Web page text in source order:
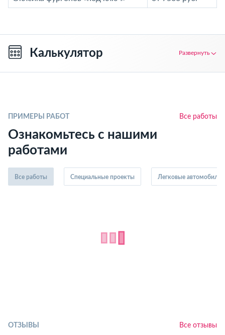
Калькулятор Развернуть
ПРИМЕРЫ РАБОТ Все работы
Ознакомьтесь с нашими
работами
Все работы Специальные проекты Легковые автомобили
ОТЗЫВЫ Все отзывы